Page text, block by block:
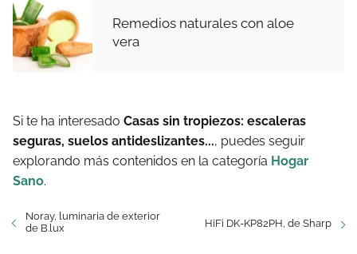
Remedios naturales con aloe
vera
Si te ha interesado Casas sin tropiezos: escaleras
seguras, suelos antideslizantes..., puedes seguir
explorando más contenidos en la categoría Hogar
Sano.
Noray, luminaria de exterior
de B.lux
HiFi DK-KP82PH, de Sharp